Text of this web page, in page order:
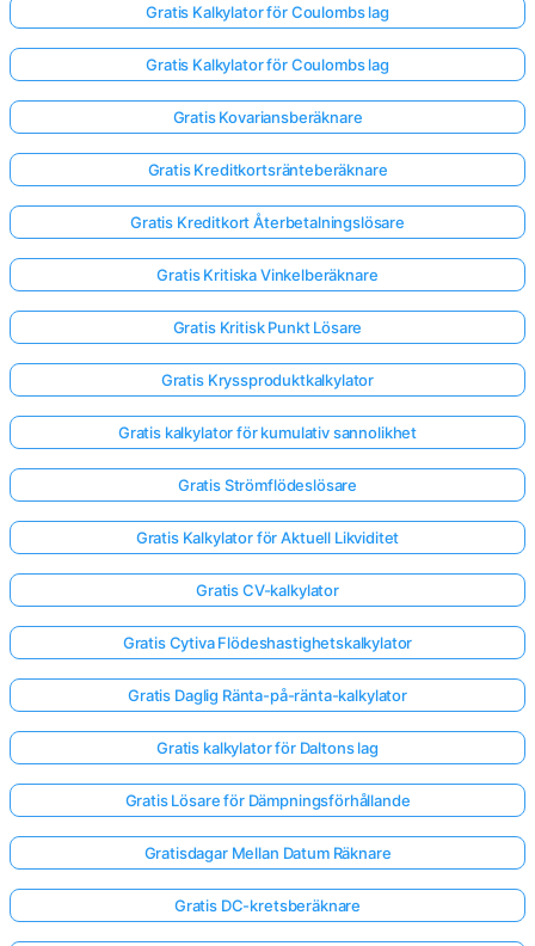
Gratis Kalkylator för Coulombs lag
Gratis Kalkylator för Coulombs lag
Gratis Kovariansberäknare
Gratis Kreditkortsränteberäknare
Gratis Kreditkort Återbetalningslösare
Gratis Kritiska Vinkelberäknare
Gratis Kritisk Punkt Lösare
Gratis Kryssproduktkalkylator
Gratis kalkylator för kumulativ sannolikhet
Gratis Strömflödeslösare
Gratis Kalkylator för Aktuell Likviditet
Gratis CV-kalkylator
Gratis Cytiva Flödeshastighetskalkylator
Gratis Daglig Ränta-på-ränta-kalkylator
Gratis kalkylator för Daltons lag
Gratis Lösare för Dämpningsförhållande
Gratisdagar Mellan Datum Räknare
Gratis DC-kretsberäknare